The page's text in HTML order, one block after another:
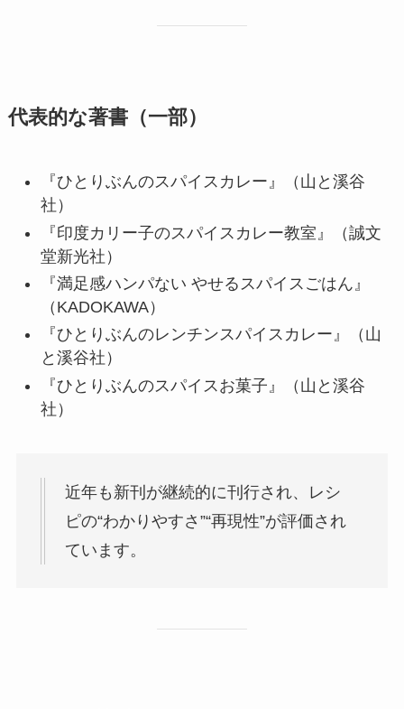
代表的な著書（一部）
『ひとりぶんのスパイスカレー』（山と溪谷
社）
『印度カリー子のスパイスカレー教室』（誠文
堂新光社）
『満足感ハンパない やせるスパイスごはん』
（KADOKAWA）
『ひとりぶんのレンチンスパイスカレー』（山
と溪谷社）
『ひとりぶんのスパイスお菓子』（山と溪谷
社）
近年も新刊が継続的に刊行され、レシ
ピの“わかりやすさ”“再現性”が評価され
ています。